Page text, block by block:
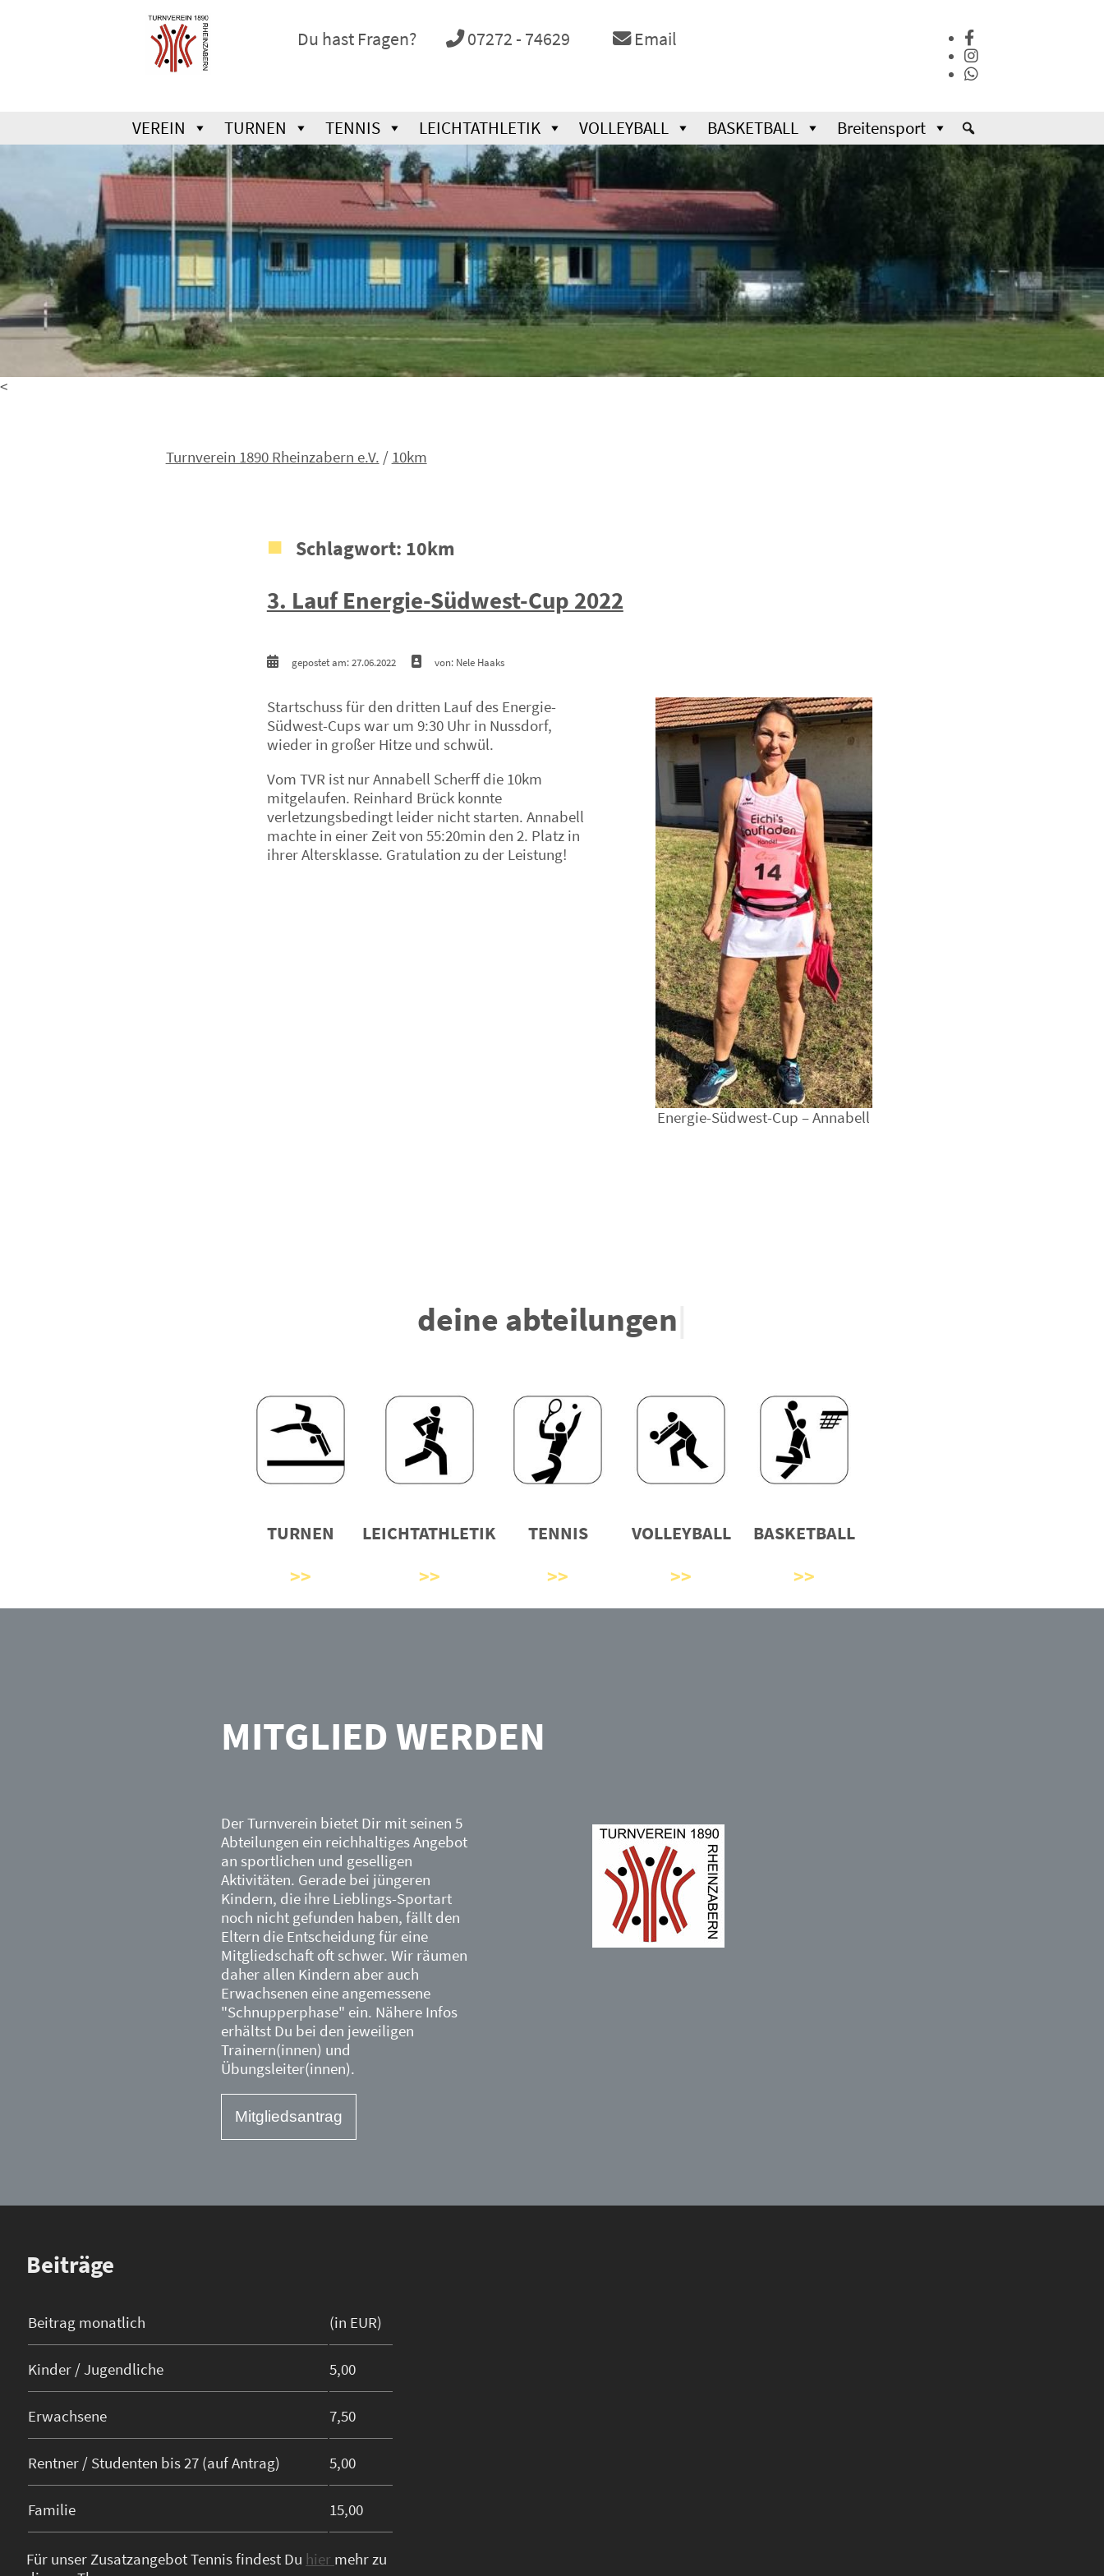
Du hast Fragen? 07272 - 74629 Email
VEREIN TURNEN TENNIS LEICHTATHLETIK VOLLEYBALL BASKETBALL Breitensport
<
Turnverein 1890 Rheinzabern e.V. / 10km
Schlagwort: 10km
3. Lauf Energie-Südwest-Cup 2022
gepostet am: 27.06.2022 von: Nele Haaks
Startschuss für den dritten Lauf des Energie-
Südwest-Cups war um 9:30 Uhr in Nussdorf,
wieder in großer Hitze und schwül.
Vom TVR ist nur Annabell Scherff die 10km
mitgelaufen. Reinhard Brück konnte
verletzungsbedingt leider nicht starten. Annabell
machte in einer Zeit von 55:20min den 2. Platz in
ihrer Altersklasse. Gratulation zu der Leistung!
Energie-Südwest-Cup – Annabell
deine abteilungen
TURNEN LEICHTATHLETIK TENNIS VOLLEYBALL BASKETBALL
MITGLIED WERDEN
Der Turnverein bietet Dir mit seinen 5
Abteilungen ein reichhaltiges Angebot
an sportlichen und geselligen
Aktivitäten. Gerade bei jüngeren
Kindern, die ihre Lieblings-Sportart
noch nicht gefunden haben, fällt den
Eltern die Entscheidung für eine
Mitgliedschaft oft schwer. Wir räumen
daher allen Kindern aber auch
Erwachsenen eine angemessene
"Schnupperphase" ein. Nähere Infos
erhältst Du bei den jeweiligen
Trainern(innen) und
Übungsleiter(innen).
Mitgliedsantrag
Beiträge
Beitrag monatlich (in EUR)
Kinder / Jugendliche 5,00
Erwachsene 7,50
Rentner / Studenten bis 27 (auf Antrag) 5,00
Familie 15,00
Für unser Zusatzangebot Tennis findest Du hier mehr zu